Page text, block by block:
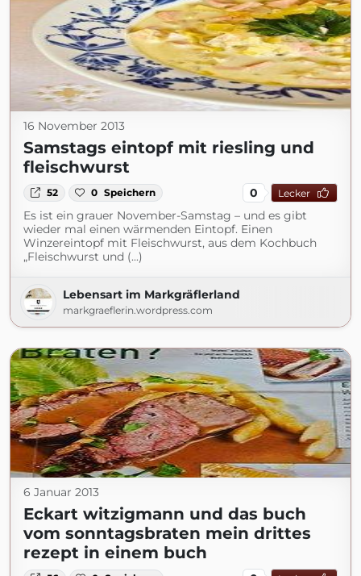
16 November 2013
Samstags eintopf mit riesling und
fleischwurst
52 0 Speichern 0 Lecker
Es ist ein grauer November-Samstag – und es gibt
wieder mal einen wärmenden Eintopf. Einen
Winzereintopf mit Fleischwurst, aus dem Kochbuch
„Fleischwurst und (...)
Lebensart im Markgräflerland
markgraeflerin.wordpress.com
6 Januar 2013
Eckart witzigmann und das buch
vom sonntagsbraten mein drittes
rezept in einem buch